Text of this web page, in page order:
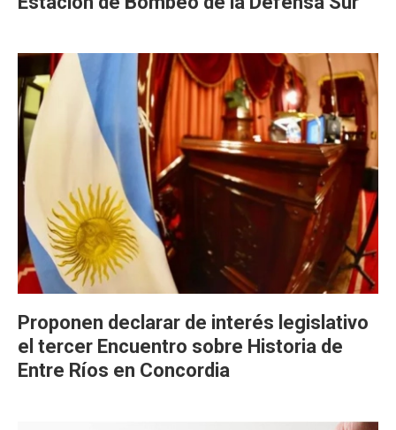
Proponen declarar de interés legislativo
el tercer Encuentro sobre Historia de
Entre Ríos en Concordia